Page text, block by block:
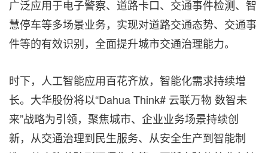
广泛应用于电子警察、道路卡口、交通事件检测、智
慧停车等多场景业务，实现对道路交通态势、交通事
件等的有效识别，全面提升城市交通治理能力。
时下，人工智能应用百花齐放，智能化需求持续增
长。大华股份将以“Dahua Think# 云联万物 数智未
来”战略为引领，聚焦城市、企业业务场景持续创
新，从交通治理到民生服务、从安全生产到智能制